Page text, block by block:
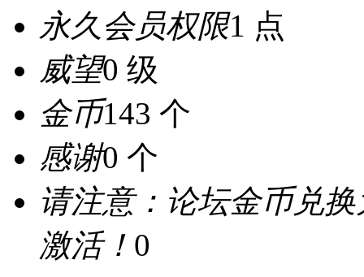
永久会员权限1 点
威望0 级
金币143 个
感谢0 个
请注意：论坛金币兑
激活！ 0